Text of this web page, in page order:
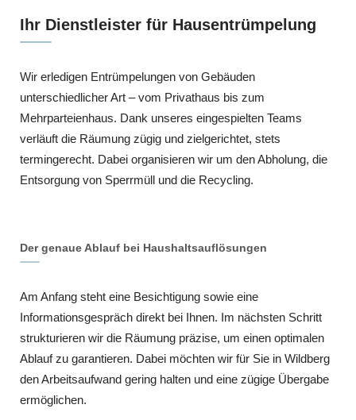
Ihr Dienstleister für Hausentrümpelung
Wir erledigen Entrümpelungen von Gebäuden
unterschiedlicher Art – vom Privathaus bis zum
Mehrparteienhaus. Dank unseres eingespielten Teams
verläuft die Räumung zügig und zielgerichtet, stets
termingerecht. Dabei organisieren wir um den Abholung, die
Entsorgung von Sperrmüll und die Recycling.
Der genaue Ablauf bei Haushaltsauflösungen
Am Anfang steht eine Besichtigung sowie eine
Informationsgespräch direkt bei Ihnen. Im nächsten Schritt
strukturieren wir die Räumung präzise, um einen optimalen
Ablauf zu garantieren. Dabei möchten wir für Sie in Wildberg
den Arbeitsaufwand gering halten und eine zügige Übergabe
ermöglichen.